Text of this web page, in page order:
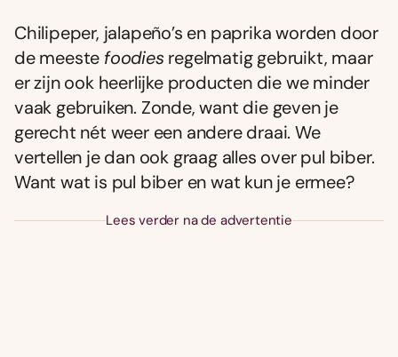
Chilipeper, jalapeño’s en paprika worden door
de meeste foodies regelmatig gebruikt, maar
er zijn ook heerlijke producten die we minder
vaak gebruiken. Zonde, want die geven je
gerecht nét weer een andere draai. We
vertellen je dan ook graag alles over pul biber.
Want wat is pul biber en wat kun je ermee?
Lees verder na de advertentie